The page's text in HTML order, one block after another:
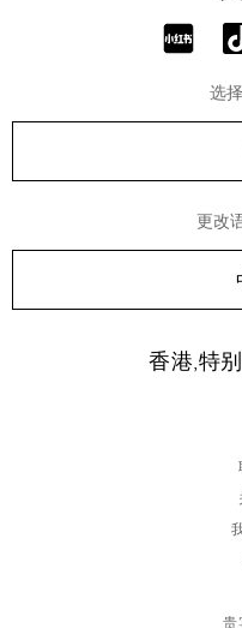
分
RED!
选
更改
香港,特
贵